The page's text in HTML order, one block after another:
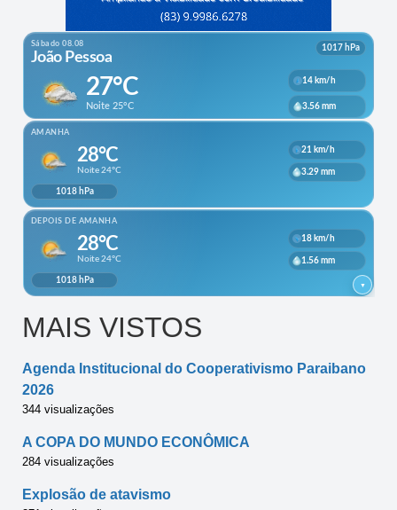
MAIS VISTOS
Agenda Institucional do Cooperativismo Paraibano
2026
344 visualizações
A COPA DO MUNDO ECONÔMICA
284 visualizações
Explosão de atavismo